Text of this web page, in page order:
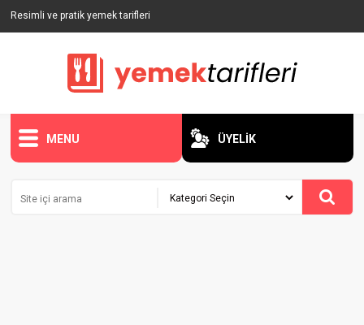
Resimli ve pratik yemek tarifleri
MENU ÜYELİK